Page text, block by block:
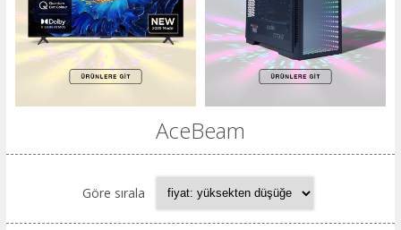
AceBeam
Göre sırala